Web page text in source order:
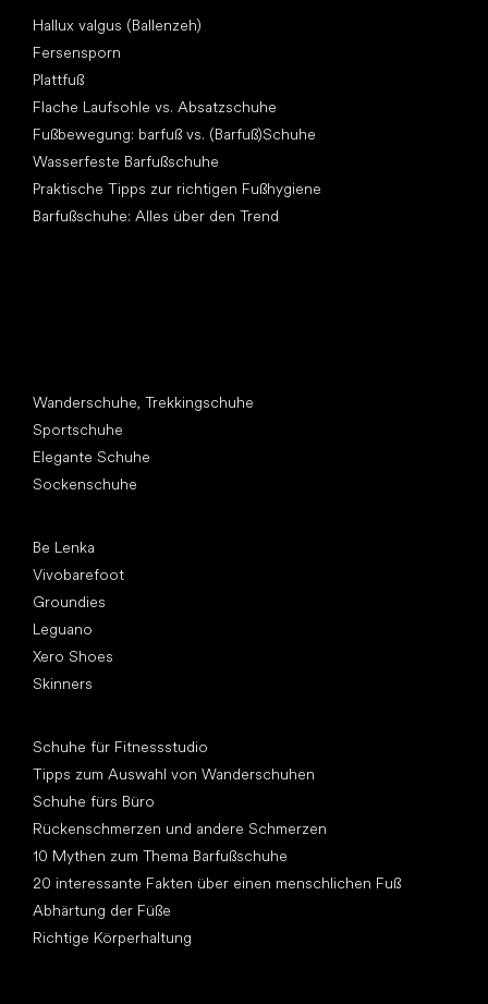
Hallux valgus (Ballenzeh)
Fersensporn
Plattfuß
Flache Laufsohle vs. Absatzschuhe
Fußbewegung: barfuß vs. (Barfuß)Schuhe
Wasserfeste Barfußschuhe
Praktische Tipps zur richtigen Fußhygiene
Barfußschuhe: Alles über den Trend
Wanderschuhe, Trekkingschuhe
Sportschuhe
Elegante Schuhe
Sockenschuhe
Be Lenka
Vivobarefoot
Groundies
Leguano
Xero Shoes
Skinners
Schuhe für Fitnessstudio
Tipps zum Auswahl von Wanderschuhen
Schuhe fürs Büro
Rückenschmerzen und andere Schmerzen
10 Mythen zum Thema Barfußschuhe
20 interessante Fakten über einen menschlichen Fuß
Abhärtung der Füße
Richtige Körperhaltung